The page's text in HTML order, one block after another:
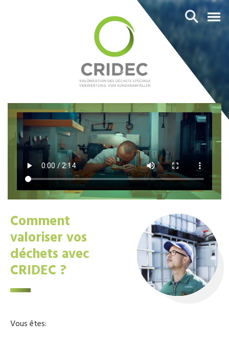
Comment
valoriser vos
déchets avec
CRIDEC ?
Vous êtes: